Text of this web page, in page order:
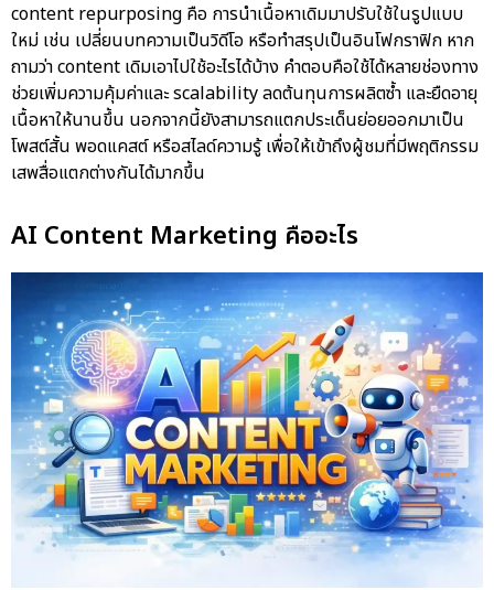
content repurposing คือ การนำเนื้อหาเดิมมาปรับใช้ในรูปแบบ
ใหม่ เช่น เปลี่ยนบทความเป็นวิดีโอ หรือทำสรุปเป็นอินโฟกราฟิก หาก
ถามว่า content เดิมเอาไปใช้อะไรได้บ้าง คำตอบคือใช้ได้หลายช่องทาง
ช่วยเพิ่มความคุ้มค่าและ scalability ลดต้นทุนการผลิตซ้ำ และยืดอายุ
เนื้อหาให้นานขึ้น นอกจากนี้ยังสามารถแตกประเด็นย่อยออกมาเป็น
โพสต์สั้น พอดแคสต์ หรือสไลด์ความรู้ เพื่อให้เข้าถึงผู้ชมที่มีพฤติกรรม
เสพสื่อแตกต่างกันได้มากขึ้น
AI Content Marketing คืออะไร